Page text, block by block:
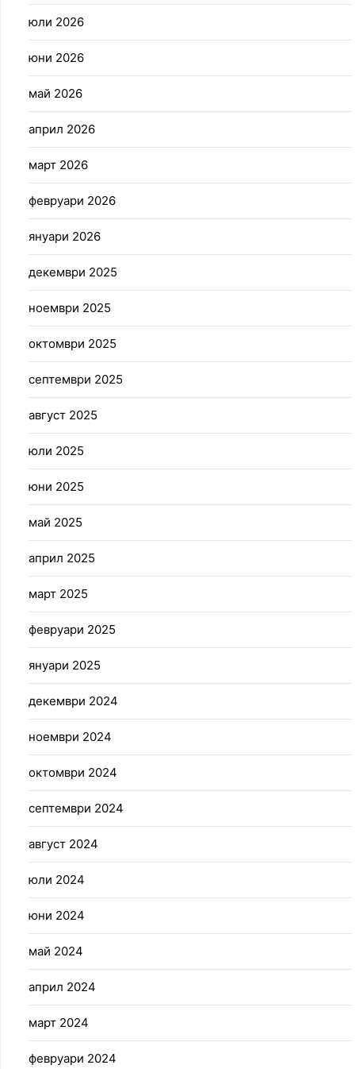
юли 2026
юни 2026
май 2026
април 2026
март 2026
февруари 2026
януари 2026
декември 2025
ноември 2025
октомври 2025
септември 2025
август 2025
юли 2025
юни 2025
май 2025
април 2025
март 2025
февруари 2025
януари 2025
декември 2024
ноември 2024
октомври 2024
септември 2024
август 2024
юли 2024
юни 2024
май 2024
април 2024
март 2024
февруари 2024